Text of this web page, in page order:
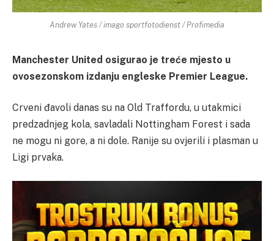
Andrew Yates / imago sportfotodienst / Profimedia
Manchester United osigurao je treće mjesto u
ovosezonskom izdanju engleske Premier League.
Crveni đavoli danas su na Old Traffordu, u utakmici
predzadnjeg kola, savladali Nottingham Forest i sada
ne mogu ni gore, a ni dole. Ranije su ovjerili i plasman u
Ligi prvaka.